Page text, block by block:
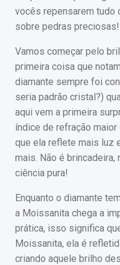
vocês repensarem tudo
sobre pedras preciosas!
Vamos começar pelo
primeira coisa que
diamante sempre foi
seria padrão cristal?)
aqui vem a primeira
índice de refração
que ela reflete mais luz
mais. Não é
ciência pura!
Enquanto o diamante
a Moissanita chega a
prática, isso significa
Moissanita, ela é
criando aquele brilho